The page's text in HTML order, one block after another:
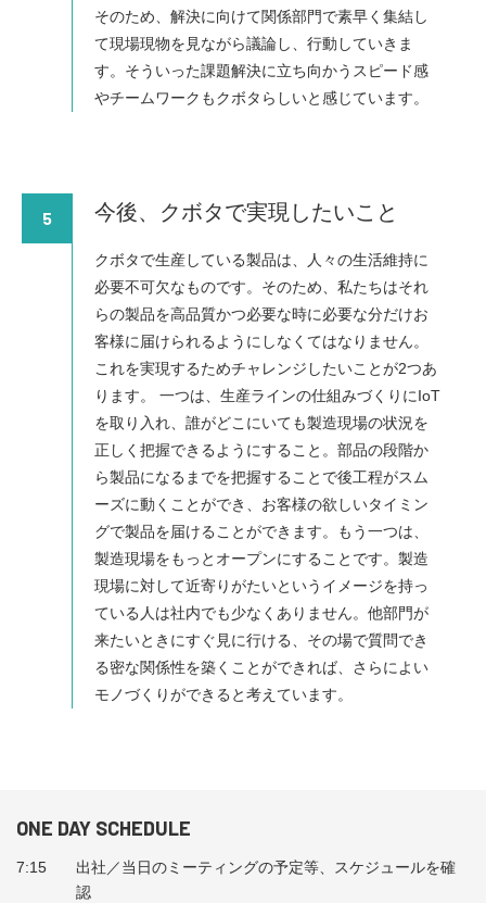
そのため、解決に向けて関係部門で素早く集結し
て現場現物を見ながら議論し、行動していきま
す。そういった課題解決に立ち向かうスピード感
やチームワークもクボタらしいと感じています。
5 今後、クボタで実現したいこと
クボタで生産している製品は、人々の生活維持に
必要不可欠なものです。そのため、私たちはそれ
らの製品を高品質かつ必要な時に必要な分だけお
客様に届けられるようにしなくてはなりません。
これを実現するためチャレンジしたいことが2つあ
ります。 一つは、生産ラインの仕組みづくりにIoT
を取り入れ、誰がどこにいても製造現場の状況を
正しく把握できるようにすること。部品の段階か
ら製品になるまでを把握することで後工程がスム
ーズに動くことができ、お客様の欲しいタイミン
グで製品を届けることができます。もう一つは、
製造現場をもっとオープンにすることです。製造
現場に対して近寄りがたいというイメージを持っ
ている人は社内でも少なくありません。他部門が
来たいときにすぐ見に行ける、その場で質問でき
る密な関係性を築くことができれば、さらによい
モノづくりができると考えています。
ONE DAY SCHEDULE
7:15
出社／当日のミーティングの予定等、スケジュールを確
認